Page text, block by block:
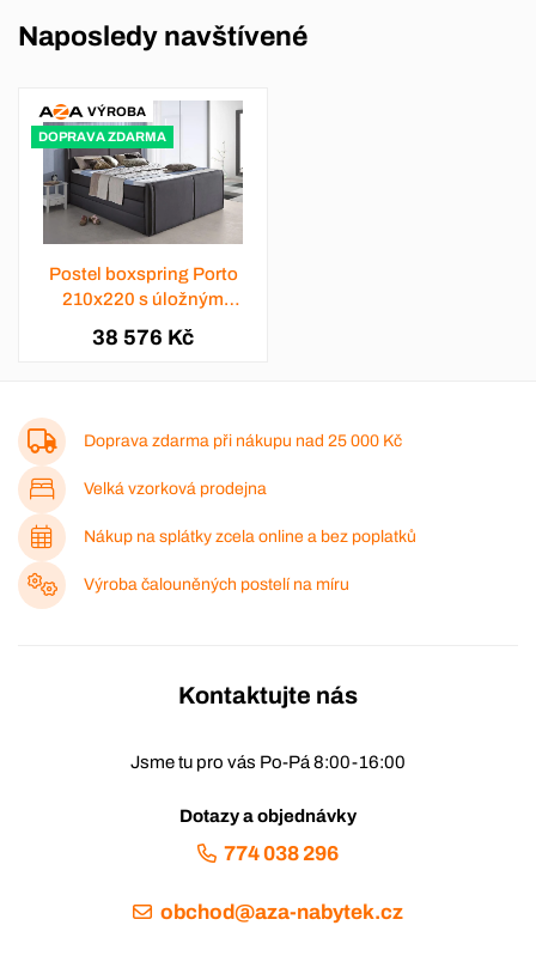
Naposledy navštívené
VÝROBA
DOPRAVA ZDARMA
Postel boxspring Porto
210x220 s úložným
38 576 Kč
Doprava zdarma při nákupu nad 25 000 Kč
Velká vzorková prodejna
Nákup na splátky zcela online a bez poplatků
Výroba čalouněných postelí na míru
Kontaktujte nás
Jsme tu pro vás Po-Pá 8:00-16:00
Dotazy a objednávky
774 038 296
obchod@aza-nabytek.cz